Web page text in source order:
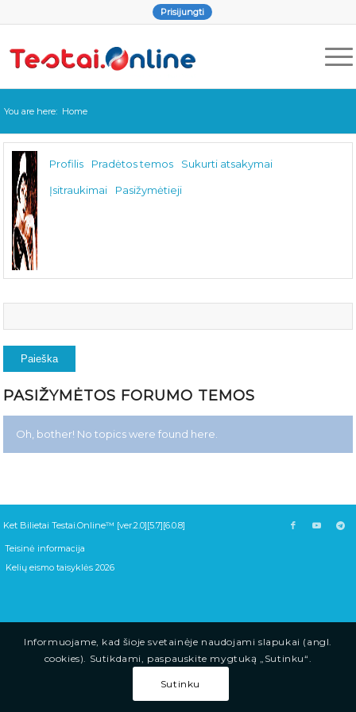
Prisijungti
You are here: Home
Profilis Pradėtos temos Sukurti atsakymai
Įsitraukimai Pasižymėtieji
PASIŽYMĖTOS FORUMO TEMOS
Oh, bother! No topics were found here.
Ket Bilietai Testai.Online™ [ver.2.0][5.7][6.0.8]
Teisinė informacija
Kelių eismo taisyklės 2026
Informuojame, kad šioje svetainėje naudojami slapukai (angl.
cookies). Sutikdami, paspauskite mygtuką „Sutinku“.
Sutinku